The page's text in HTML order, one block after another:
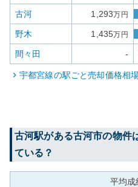
古河 1,293万円
野木 1,435万円
間々田 -
宇都宮線の駅ごと売却価格相
古河駅がある古河市の物件
ている？
平均成